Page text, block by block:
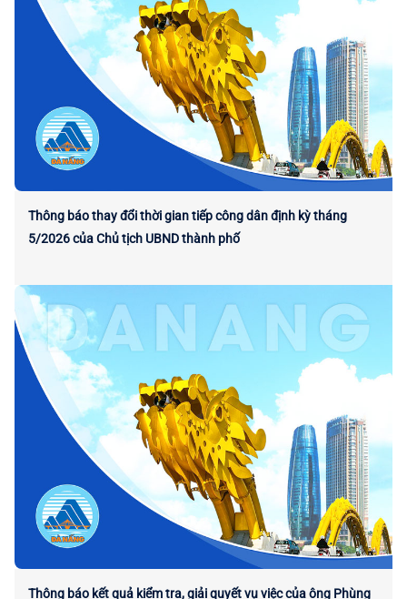
Thông báo thay đổi thời gian tiếp công dân định kỳ tháng
5/2026 của Chủ tịch UBND thành phố
Thông báo kết quả kiểm tra, giải quyết vụ việc của ông Phùng